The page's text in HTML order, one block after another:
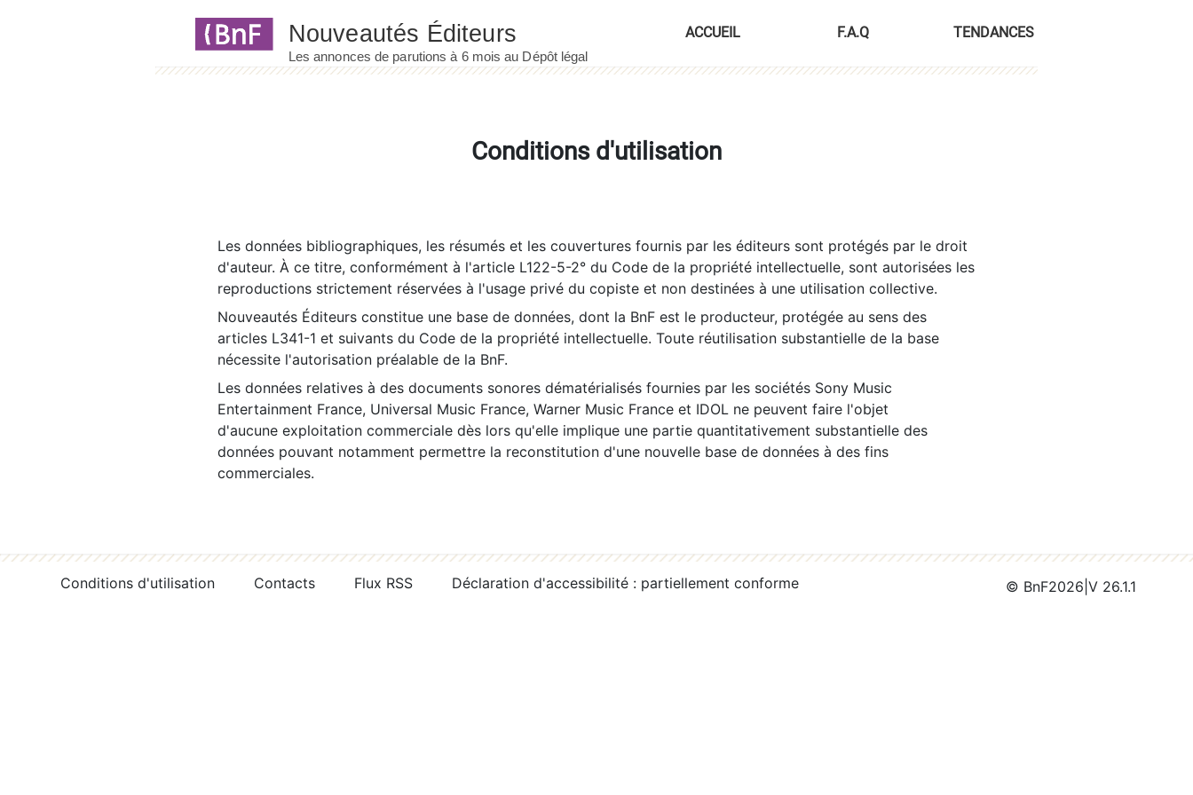
ACCUEIL F.A.Q TENDANCES
Conditions d'utilisation
Les données bibliographiques, les résumés et les couvertures fournis par les éditeurs sont protégés par le droit
d'auteur. À ce titre, conformément à l'article L122-5-2° du Code de la propriété intellectuelle, sont autorisées les
reproductions strictement réservées à l'usage privé du copiste et non destinées à une utilisation collective.
Nouveautés Éditeurs constitue une base de données, dont la BnF est le producteur, protégée au sens des
articles L341-1 et suivants du Code de la propriété intellectuelle. Toute réutilisation substantielle de la base
nécessite l'autorisation préalable de la BnF.
Les données relatives à des documents sonores dématérialisés fournies par les sociétés Sony Music
Entertainment France, Universal Music France, Warner Music France et IDOL ne peuvent faire l'objet
d'aucune exploitation commerciale dès lors qu'elle implique une partie quantitativement substantielle des
données pouvant notamment permettre la reconstitution d'une nouvelle base de données à des fins
commerciales.
Conditions d'utilisation Contacts Flux RSS Déclaration d'accessibilité : partiellement conforme © BnF2026 V 26.1.1